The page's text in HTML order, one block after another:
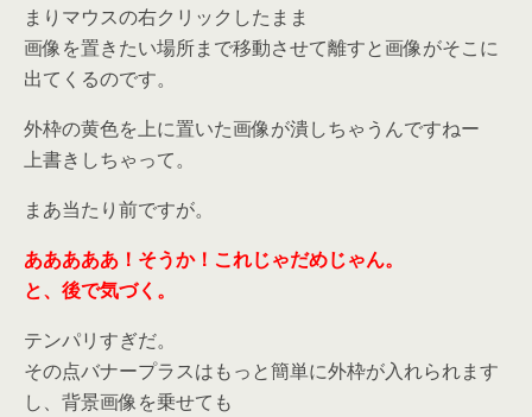
まりマウスの右クリックしたまま
画像を置きたい場所まで移動させて離すと画像がそこに
出てくるのです。
外枠の黄色を上に置いた画像が潰しちゃうんですねー
上書きしちゃって。
まあ当たり前ですが。
あああああ！そうか！これじゃだめじゃん。
と、後で気づく。
テンパリすぎだ。
その点バナープラスはもっと簡単に外枠が入れられます
し、背景画像を乗せても